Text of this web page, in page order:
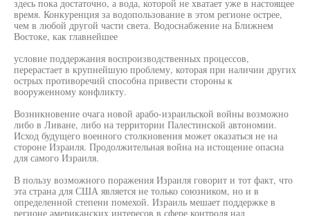
здесь пока достаточно, а вода, которой не хватает уже в настоящее
время. Конкуренция за водопользование в этом регионе острее,
чем в любой другой части света. Водоснабжение на Ближнем
Востоке, как главнейшее
условие поддержания воспроизводственных процессов,
перерастает в крупнейшую проблему, которая при наличии других
острых противоречий способна привести стороны к
вооруженному конфликту.
Возникновение очага новой арабо-израильской войны возможно
либо в Ливане, либо на территории Палестинской автономии.
Исход будущего военного столкновения может оказаться не на
стороне Израиля. Продолжительная война на истощение опасна
для самого Израиля.
В пользу возможного поражения Израиля говорит и тот факт, что
эта страна для США является не только союзником, но и в
определенной степени помехой. Израиль мешает поддержке в
регионе американских интересов в сфере контроля над